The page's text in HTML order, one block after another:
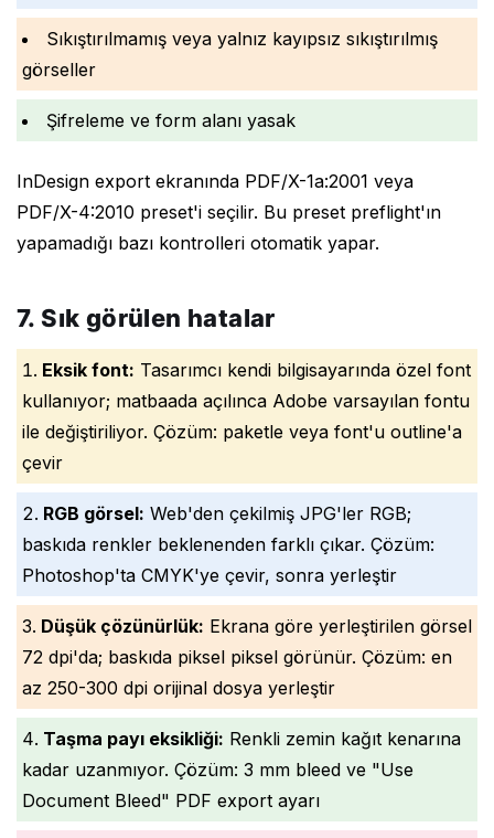
Sıkıştırılmamış veya yalnız kayıpsız sıkıştırılmış
görseller
Şifreleme ve form alanı yasak
InDesign export ekranında PDF/X-1a:2001 veya
PDF/X-4:2010 preset'i seçilir. Bu preset preflight'ın
yapamadığı bazı kontrolleri otomatik yapar.
7. Sık görülen hatalar
Eksik font: Tasarımcı kendi bilgisayarında özel font
kullanıyor; matbaada açılınca Adobe varsayılan fontu
ile değiştiriliyor. Çözüm: paketle veya font'u outline'a
çevir
RGB görsel: Web'den çekilmiş JPG'ler RGB;
baskıda renkler beklenenden farklı çıkar. Çözüm:
Photoshop'ta CMYK'ye çevir, sonra yerleştir
Düşük çözünürlük: Ekrana göre yerleştirilen görsel
72 dpi'da; baskıda piksel piksel görünür. Çözüm: en
az 250-300 dpi orijinal dosya yerleştir
Taşma payı eksikliği: Renkli zemin kağıt kenarına
kadar uzanmıyor. Çözüm: 3 mm bleed ve "Use
Document Bleed" PDF export ayarı